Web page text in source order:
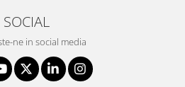
SOCIAL
ne in social media